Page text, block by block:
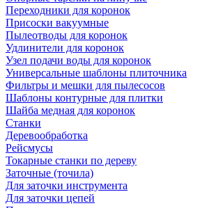
Переходники для коронок
Присоски вакуумные
Пылеотводы для коронок
Удлинители для коронок
Узел подачи воды для коронок
Универсальные шаблоны плиточника
Фильтры и мешки для пылесосов
Шаблоны контурные для плитки
Шайба медная для коронок
Станки
Деревообработка
Рейсмусы
Токарные станки по дереву
Заточные (точила)
Для заточки инструмента
Для заточки цепей